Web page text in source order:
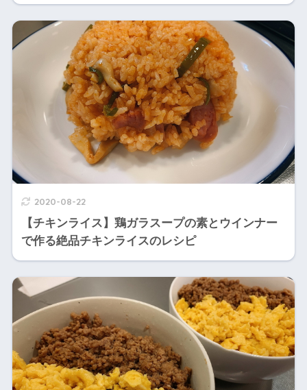
2020-08-22
【チキンライス】鶏ガラスープの素とウインナー
で作る絶品チキンライスのレシピ